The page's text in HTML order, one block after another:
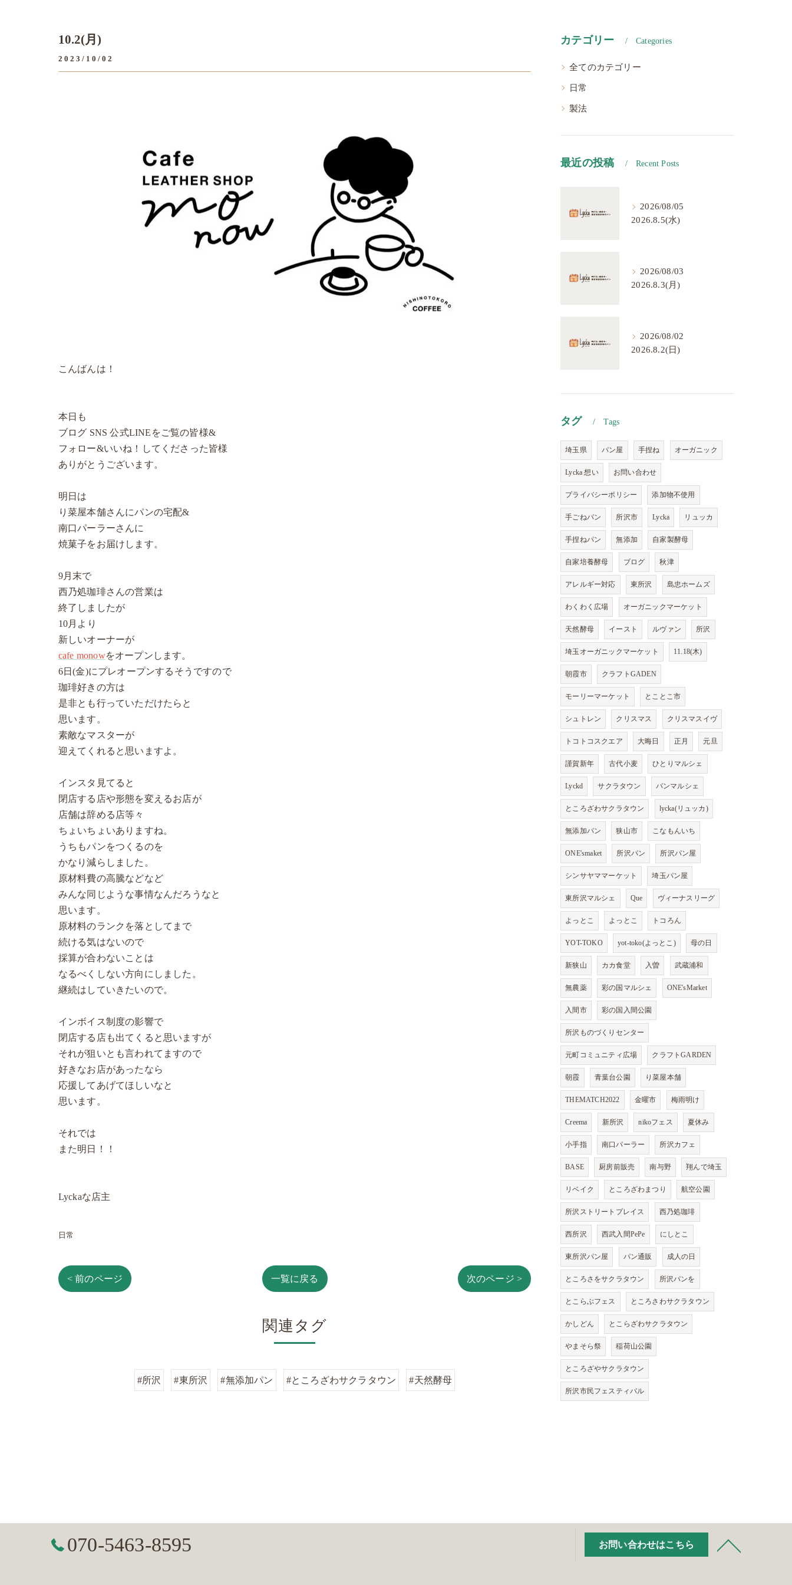
10.2(月)
2023/10/02
こんばんは！
本日も
ブログ SNS 公式LINEをご覧の皆様&
フォロー&いいね！してくださった皆様
ありがとうございます。
明日は
り菜屋本舗さんにパンの宅配&
南口パーラーさんに
焼菓子をお届けします。
9月末で
西乃処珈琲さんの営業は
終了しましたが
10月より
新しいオーナーが
cafe monowをオープンします。
6日(金)にプレオープンするそうですので
珈琲好きの方は
是非とも行っていただけたらと
思います。
素敵なマスターが
迎えてくれると思いますよ。
インスタ見てると
閉店する店や形態を変えるお店が
店舗は辞める店等々
ちょいちょいありますね。
うちもパンをつくるのを
かなり減らしました。
原材料費の高騰などなど
みんな同じような事情なんだろうなと
思います。
原材料のランクを落としてまで
続ける気はないので
採算が合わないことは
なるべくしない方向にしました。
継続はしていきたいので。
インボイス制度の影響で
閉店する店も出てくると思いますが
それが狙いとも言われてますので
好きなお店があったなら
応援してあげてほしいなと
思います。
それでは
また明日！！
Lyckaな店主
日常
< 前のページ 一覧に戻る 次のページ >
関連タグ
#所沢 #東所沢 #無添加パン #ところざわサクラタウン #天然酵母
カテゴリー Categories
全てのカテゴリー
日常
製法
最近の投稿 Recent Posts
2026/08/05
2026.8.5(水)
2026/08/03
2026.8.3(月)
2026/08/02
2026.8.2(日)
タグ Tags
埼玉県 パン屋 手捏ね オーガニック
Lycka 想い お問い合わせ
プライバシーポリシー 添加物不使用
手ごねパン 所沢市 Lycka リュッカ
手捏ねパン 無添加 自家製酵母
自家培養酵母 ブログ 秋津
アレルギー対応 東所沢 島忠ホームズ
わくわく広場 オーガニックマーケット
天然酵母 イースト ルヴァン 所沢
埼玉オーガニックマーケット 11.18(木)
朝霞市 クラフトGADEN
モーリーマーケット とことこ市
シュトレン クリスマス クリスマスイヴ
トコトコスクエア 大晦日 正月 元旦
謹賀新年 古代小麦 ひとりマルシェ
Lyckd サクラタウン パンマルシェ
ところざわサクラタウン lycka(リュッカ)
無添加パン 狭山市 こなもんいち
ONE'smaket 所沢パン 所沢パン屋
シンサヤママーケット 埼玉パン屋
東所沢マルシェ Que ヴィーナスリーグ
よっとこ よっとこ トコろん
YOT-TOKO yot-toko(よっとこ) 母の日
新狭山 カカ食堂 入曽 武蔵浦和
無農薬 彩の国マルシェ ONE'sMarket
入間市 彩の国入間公園
所沢ものづくりセンター
元町コミュニティ広場 クラフトGARDEN
朝霞 青葉台公園 り菜屋本舗
THEMATCH2022 金曜市 梅雨明け
Creema 新所沢 nikoフェス 夏休み
小手指 南口パーラー 所沢カフェ
BASE 厨房前販売 南与野 翔んで埼玉
リベイク ところざわまつり 航空公園
所沢ストリートプレイス 西乃処珈琲
西所沢 西武入間PePe にしとこ
東所沢パン屋 パン通販 成人の日
ところさをサクラタウン 所沢パンを
とこらぶフェス ところさわサクラタウン
かしどん とこらざわサクラタウン
やまそら祭 稲荷山公園
ところざやサクラタウン
所沢市民フェスティバル
070-5463-8595 お問い合わせはこちら